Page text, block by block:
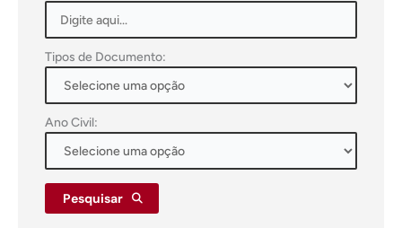
Tipos de Documento:
Ano Civil:
Pesquisar